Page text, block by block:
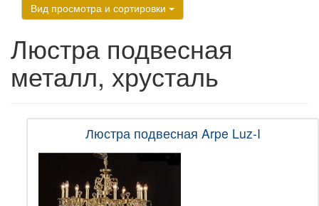
Вид просмотра и сортировки
Люстра подвесная
металл, хрусталь
Люстра подвесная Arpe Luz-I